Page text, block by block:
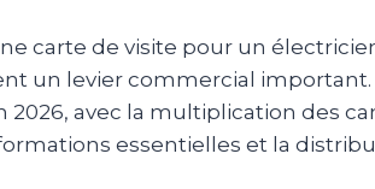
carte de visite pour un
un levier commercial
2026, avec la multiplication des
essentielles et la